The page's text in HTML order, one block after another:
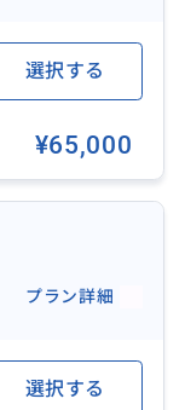
選択する
¥65,000
プラン詳細
選択する